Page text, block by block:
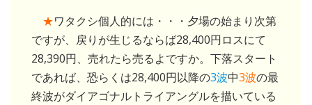
★ワタクシ個人的には・・・夕場の始まり次第
ですが、戻りが生じるならば28,400円ロスにて
28,390円、売れたら売るよですか。下落スタート
であれば、恐らくは28,400円以降の3波中3波の最
終波がダイアゴナルトライアングルを描いている